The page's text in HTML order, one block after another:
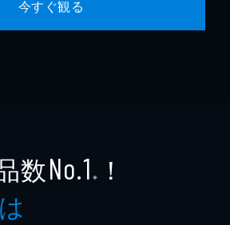
今すぐ観る
数No.1 ※ ！